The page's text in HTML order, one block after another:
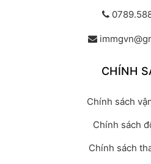
CHÍNH
Chính sách
Chính sách
Chính sách